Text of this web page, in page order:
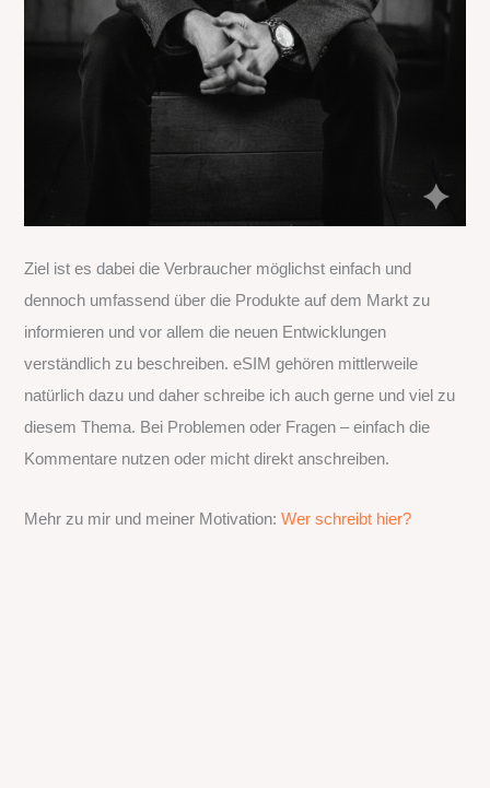
Ziel ist es dabei die Verbraucher möglichst einfach und
dennoch umfassend über die Produkte auf dem Markt zu
informieren und vor allem die neuen Entwicklungen
verständlich zu beschreiben. eSIM gehören mittlerweile
natürlich dazu und daher schreibe ich auch gerne und viel zu
diesem Thema. Bei Problemen oder Fragen – einfach die
Kommentare nutzen oder micht direkt anschreiben.
Mehr zu mir und meiner Motivation:Wer schreibt hier?